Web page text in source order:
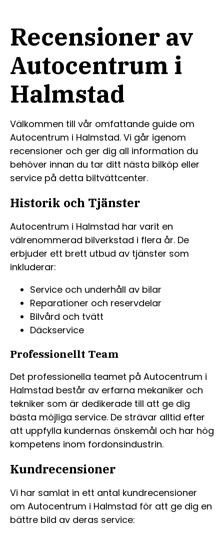
Recensioner av
Autocentrum i
Halmstad
Välkommen till vår omfattande guide om
Autocentrum i Halmstad. Vi går igenom
recensioner och ger dig all information du
behöver innan du tar ditt nästa bilköp eller
service på detta biltvättcenter.
Historik och Tjänster
Autocentrum i Halmstad har varit en
välrenommerad bilverkstad i flera år. De
erbjuder ett brett utbud av tjänster som
inkluderar:
Service och underhåll av bilar
Reparationer och reservdelar
Bilvård och tvätt
Däckservice
Professionellt Team
Det professionella teamet på Autocentrum i
Halmstad består av erfarna mekaniker och
tekniker som är dedikerade till att ge dig
bästa möjliga service. De strävar alltid efter
att uppfylla kundernas önskemål och har hög
kompetens inom fordonsindustrin.
Kundrecensioner
Vi har samlat in ett antal kundrecensioner
om Autocentrum i Halmstad för att ge dig en
bättre bild av deras service: